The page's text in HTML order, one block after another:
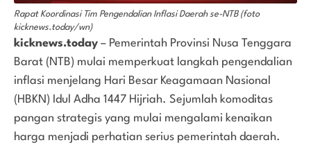
Rapat Koordinasi Tim Pengendalian Inflasi Daerah se-NTB (foto
kicknews.today/wn)
kicknews.today – Pemerintah Provinsi Nusa Tenggara
Barat (NTB) mulai memperkuat langkah pengendalian
inflasi menjelang Hari Besar Keagamaan Nasional
(HBKN) Idul Adha 1447 Hijriah. Sejumlah komoditas
pangan strategis yang mulai mengalami kenaikan
harga menjadi perhatian serius pemerintah daerah.